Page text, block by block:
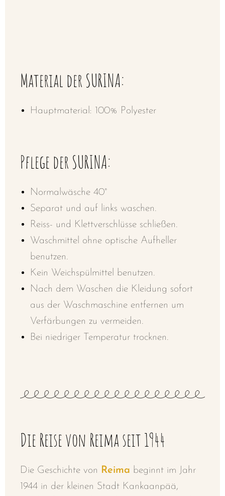
Material der SURINA:
Hauptmaterial: 100% Polyester
Pflege der SURINA:
Normalwäsche 40°
Separat und auf links waschen.
Reiss- und Klettverschlüsse schließen.
Waschmittel ohne optische Aufheller
benutzen.
Kein Weichspülmittel benutzen.
Nach dem Waschen die Kleidung sofort
aus der Waschmaschine entfernen um
Verfärbungen zu vermeiden.
Bei niedriger Temperatur trocknen.
Die Reise von Reima seit 1944
Die Geschichte von Reima beginnt im Jahr
1944 in der kleinen Stadt Kankaanpää,